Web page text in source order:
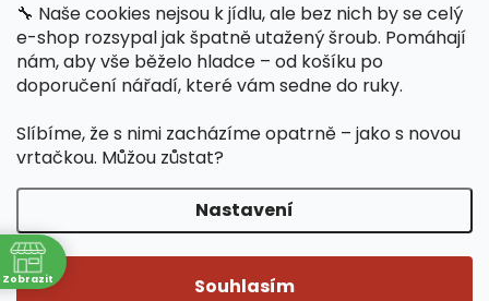
🔧 Naše cookies nejsou k jídlu, ale bez nich by se celý
e-shop rozsypal jak špatně utažený šroub. Pomáhají
nám, aby vše běželo hladce – od košíku po
doporučení nářadí, které vám sedne do ruky.
Slíbíme, že s nimi zacházíme opatrně – jako s novou
vrtačkou. Můžou zůstat?
Nastavení
Souhlasím
Provozní doba
Po-Čt / 8:00 - 15:00
Polední přestávka /11:00 - 11:30
Běží na Shoptet Premium/Webdesign mi-ma.cz
Copyright 2026Jipos.cz. Všechna práva vyhrazena.Upravit nastavení
cookies
Zobrazit